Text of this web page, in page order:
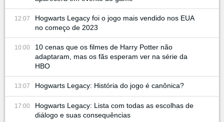
12:07
Hogwarts Legacy foi o jogo mais vendido nos EUA
no começo de 2023
10:00
10 cenas que os filmes de Harry Potter não
adaptaram, mas os fãs esperam ver na série da
HBO
13:07 Hogwarts Legacy: História do jogo é canônica?
17:00
Hogwarts Legacy: Lista com todas as escolhas de
diálogo e suas consequências